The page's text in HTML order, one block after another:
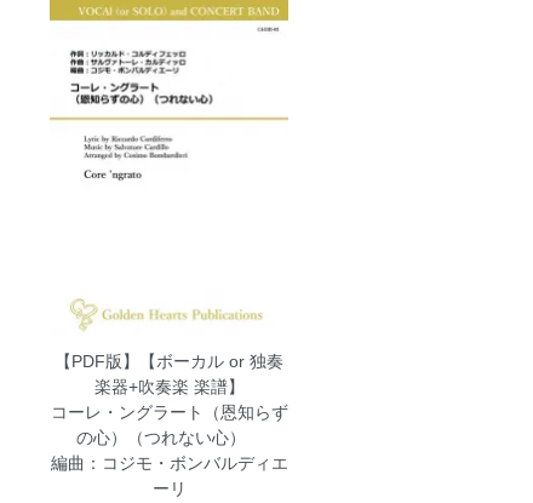
【PDF版】【ボーカル or 独奏
楽器+吹奏楽 楽譜】
コーレ・ングラート（恩知らず
の心）（つれない心）
編曲：コジモ・ボンバルディエ
ーリ